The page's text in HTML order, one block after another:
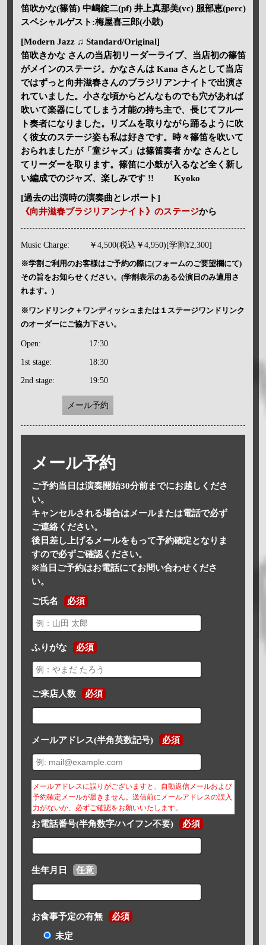
笛吹かな(篠笛) 中嶋錠二(pf) 井上真那美(vc) 服部恵(perc)
スペシャルゲスト:梅屋喜三郎(小鼓)
[Modern Jazz ♫ Standard/Original]
笛吹きかな さんの当店初リーダーライブ、当店初の篠笛
がメインのステージ。かなさんは Kana さんとして当店
ではずっと向井滋春さんのブラジリアンナイトで出演さ
れていました。小さな頃からどんなものでも穴があれば
吹いて楽器にしてしまう才能の持ち主で、長じてフルー
ト奏者になりました。リズムを取りながら踊るように吹
く彼女のステージ姿も私は好きです。時々篠笛を吹いて
おられましたが「童ジャズ」は篠笛奏者 かな さんとし
てリーダーを取ります。篠笛に小鼓が入るなど全く新し
い編成でのジャズ、楽しみです !! Kyoko
[過去の出演時の演奏曲とレポート]
《向井滋春ブラジリアンナイト》のステージから
Music Charge: ￥4,500(税込￥4,950)[学割¥2,300]
※学割ご利用のお客様はご予約の際に(フォームのご要望欄にて)
その旨をお知らせください。(学割表示のある公演日のみ適用さ
れます。)
※ワンドリンク＋ワンディッシュまたは１ステージワンドリンク
のオーダーにご協力下さい。
Open: 17:30
1st stage: 18:30
2nd stage: 19:50
メール予約
メール予約
ご予約当日は演奏開始30分前までにお越しくださ
い。
キャンセルされる場合はメールまたは電話で必ず
ご連絡ください。
後日差し上げるメールをもって予約確定となりま
すので必ずご確認ください。
※当日ご予約はお電話にてお問い合わせくださ
い。
ご氏名 必須
ふりがな 必須
ご来店人数 必須
メールアドレス(半角英数記号) 必須
メールアドレスに誤りがございますと、自動返信メールおよび
予約確定メールが届きません。送信前にメールアドレスの誤入
力がないか、必ずご確認をお願いいたします。
お電話番号(半角数字/ハイフン不要) 必須
生年月日 任意
お食事予定の有無 必須
未定